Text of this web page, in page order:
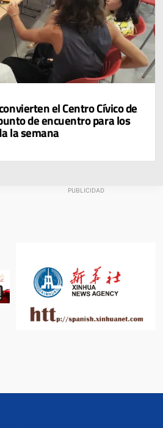
el Centro Cívico de
de encuentro para los
la semana